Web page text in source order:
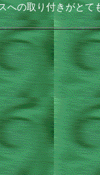
の取り付きがと